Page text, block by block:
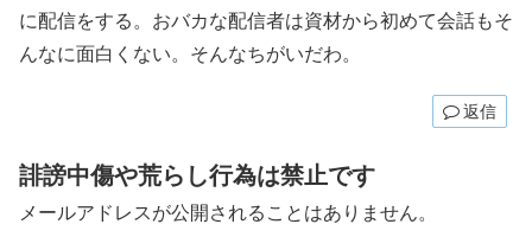
に配信をする。おバカな配信者は資材から初めて会話もそ
んなに面白くない。そんなちがいだわ。
返信
誹謗中傷や荒らし行為は禁止です
メールアドレスが公開されることはありません。